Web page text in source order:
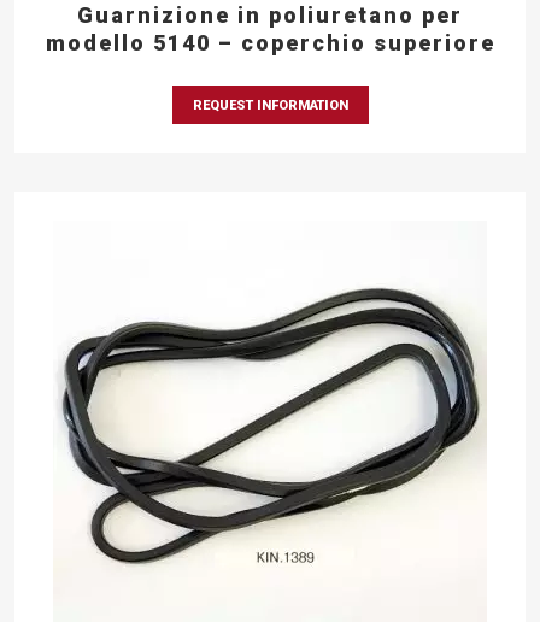
Guarnizione in poliuretano per
modello 5140 – coperchio superiore
REQUEST INFORMATION